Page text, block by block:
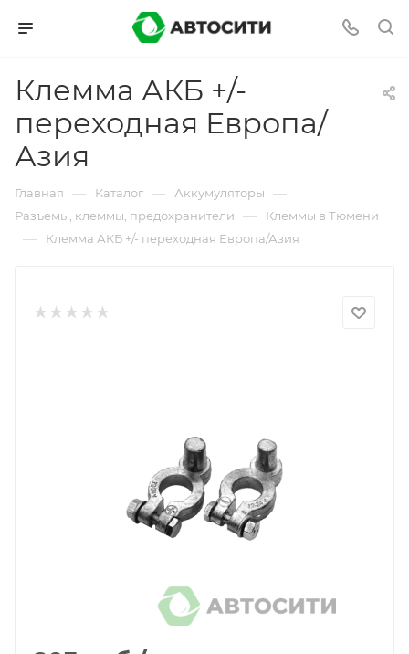
Клемма АКБ +/-
переходная Европа/
Азия
Главная — Каталог — Аккумуляторы —
Разъемы, клеммы, предохранители — Клеммы в Тюмени
— Клемма АКБ +/- переходная Европа/Азия